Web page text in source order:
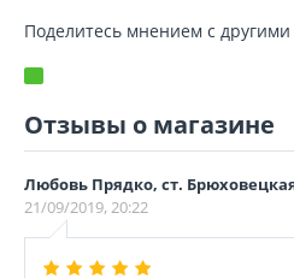
Поделитесь мнением с
Отзывы о магазине
Любовь Прядко, ст.
21/09/2019, 20:22